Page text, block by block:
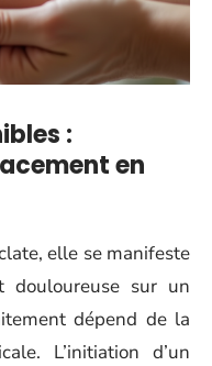
:
en
elle se manifeste
douloureuse sur un
dépend de la
L’initiation d’un